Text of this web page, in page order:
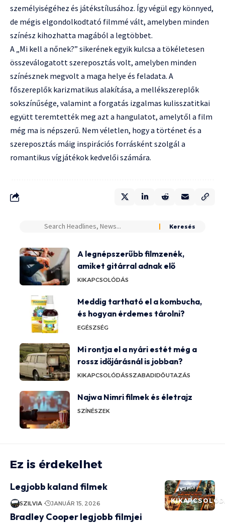
személyiségéhez és játékstílusához. Így végül egy könnyed,
de mégis elgondolkodtató filmmé vált, amelyben minden
színész kihozhatta magából a legtöbbet.
A „Mi kell a nőnek?” sikerének egyik kulcsa a tökéletesen
összeválogatott szereposztás volt, amelyben minden
színésznek megvolt a maga helye és feladata. A
főszereplők karizmatikus alakítása, a mellékszereplők
sokszínűsége, valamint a forgatás izgalmas kulisszatitkai
együtt teremtették meg azt a hangulatot, amelytől a film
még ma is népszerű. Nem véletlen, hogy a történet és a
szereposztás máig inspirációs forrásként szolgál a
romantikus vígjátékok kedvelői számára.
A legnépszerűbb filmzenék,
amiket gitárral adnak elő
KIKAPCSOLÓDÁS
Meddig tartható el a kombucha,
és hogyan érdemes tárolni?
EGÉSZSÉG
Mi rontja el a nyári estét még a
rossz időjárásnál is jobban?
KIKAPCSOLÓDÁSSZABADIDŐUTAZÁS
Najwa Nimri filmek és életrajz
SZÍNÉSZEK
Ez is érdekelhet
Legjobb kaland filmek
SZILVIA JANUÁR 15, 2026
Bradley Cooper legjobb filmjei